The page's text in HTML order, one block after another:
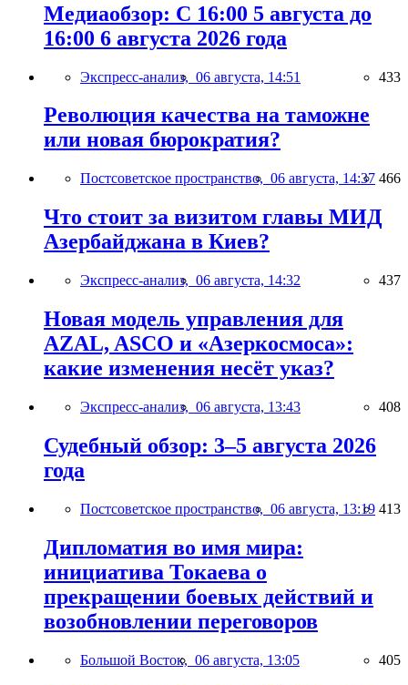
Медиаобзор: С 16:00 5 августа до
16:00 6 августа 2026 года
Экспресс-анализ, 06 августа, 14:51 433
Революция качества на таможне
или новая бюрократия?
Постсоветское пространство, 06 августа, 14:37 466
Что стоит за визитом главы МИД
Азербайджана в Киев?
Экспресс-анализ, 06 августа, 14:32 437
Новая модель управления для
AZAL, ASCO и «Азеркосмоса»:
какие изменения несёт указ?
Экспресс-анализ, 06 августа, 13:43 408
Судебный обзор: 3–5 августа 2026
года
Постсоветское пространство, 06 августа, 13:19 413
Дипломатия во имя мира:
инициатива Токаева о
прекращении боевых действий и
возобновлении переговоров
Большой Восток, 06 августа, 13:05 405